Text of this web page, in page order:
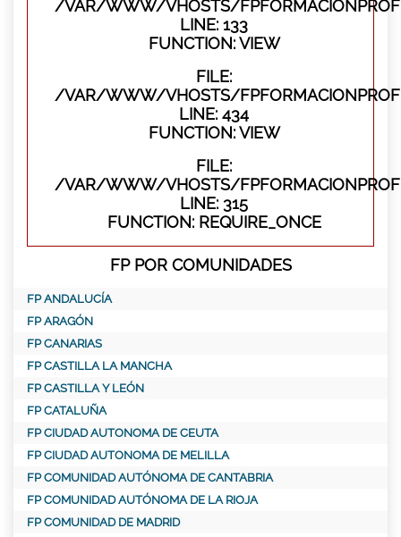
/VAR/WWW/VHOSTS/
LINE: 133
FUNCTION: VIEW
FILE:
/VAR/WWW/VHOSTS/
LINE: 434
FUNCTION: VIEW
FILE:
/VAR/WWW/VHOSTS/
LINE: 315
FUNCTION: REQUIRE_ONCE
FP POR COMUNIDADES
FP ANDALUCÍA
FP ARAGÓN
FP CANARIAS
FP CASTILLA LA MANCHA
FP CASTILLA Y LEÓN
FP CATALUÑA
FP CIUDAD AUTONOMA DE CEUTA
FP CIUDAD AUTONOMA DE MELILLA
FP COMUNIDAD AUTÓNOMA DE CANTABRIA
FP COMUNIDAD AUTÓNOMA DE LA RIOJA
FP COMUNIDAD DE MADRID